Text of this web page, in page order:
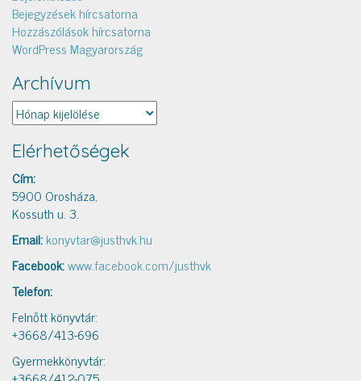
Bejegyzések hírcsatorna
Hozzászólások hírcsatorna
WordPress Magyarország
Archívum
Archívum
Elérhetőségek
Cím:
5900 Orosháza,
Kossuth u. 3.
Email:konyvtar@justhvk.hu
Facebook:www.facebook.com/justhvk
Telefon:
Felnőtt könyvtár:
+3668/413-696
Gyermekkönyvtár: